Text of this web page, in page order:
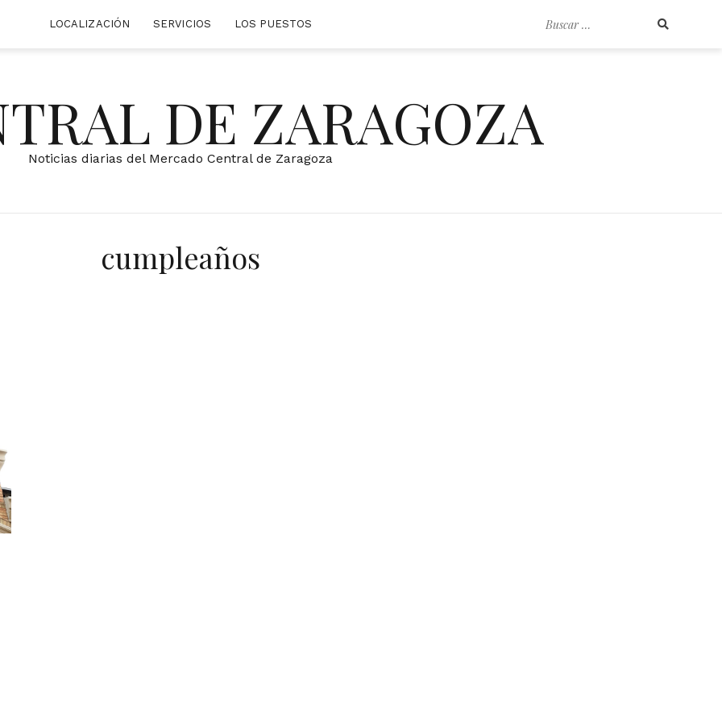
Buscar
LOCALIZACIÓN SERVICIOS LOS PUESTOS
DE ZARAGOZA
Noticias diarias del Mercado Central de Zaragoza
cumpleaños